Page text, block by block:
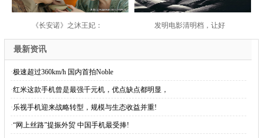
《长安诺》之沐王妃： 发明电影清明档，让好
最新资讯
·极速超过360km/h 国内首拍Noble
·红米这款手机曾是最强千元机，优点缺点都明显，
·乐视手机迎来战略转型，规模与生态收益并重!
·“网上丝路”提振外贸 中国手机最受捧!